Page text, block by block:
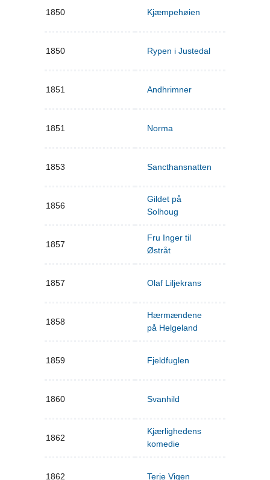
1850 Kjæmpehøien
1850 Rypen i Justedal
1851 Andhrimner
1851 Norma
1853 Sancthansnatten
1856
Gildet på
Solhoug
1857
Fru Inger til
Østråt
1857 Olaf Liljekrans
1858
Hærmændene
på Helgeland
1859 Fjeldfuglen
1860 Svanhild
1862
Kjærlighedens
komedie
1862 Terje Vigen